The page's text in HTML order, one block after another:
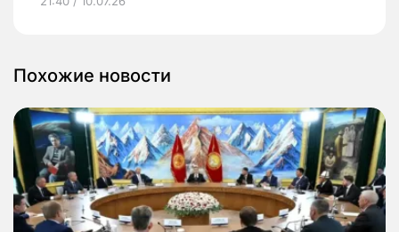
Похожие новости